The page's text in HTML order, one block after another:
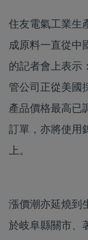
住友電氣工業生
成原料一直從中
的記者會上表示
管公司正從美國
產品價格最高已
訂單，亦將使用
上。
漲價潮亦延燒到
於岐阜縣關市、